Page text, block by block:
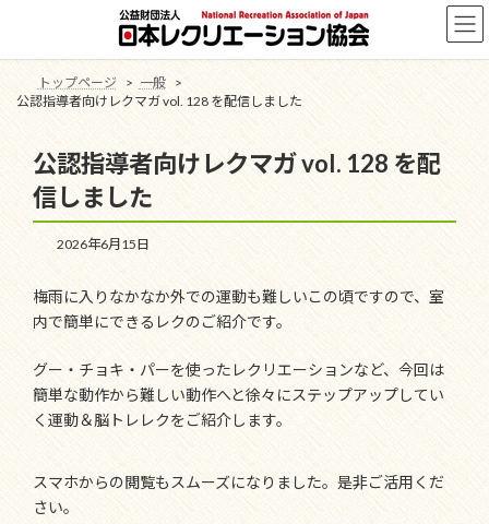
ツ
へ
キ
ッ
シ
ョ
に
移
トップページ
一般
公認指導者向けレクマガ vol. 128 を配信しました
公認指導者向けレクマガ vol. 128 を配
信しました
2026年6月15日
梅雨に入りなかなか外での運動も難しいこの頃ですので、室
内で簡単にできるレクのご紹介です。
グー・チョキ・パーを使ったレクリエーションなど、今回は
簡単な動作から難しい動作へと徐々にステップアップしてい
く運動＆脳トレレクをご紹介します。
スマホからの閲覧もスムーズになりました。是非ご活用くだ
さい。